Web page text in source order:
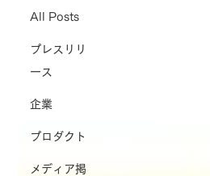
All Posts
プレスリリ
ース
企業
プロダクト
メディア掲